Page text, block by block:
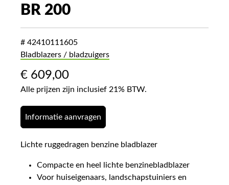
BR 200
# 42410111605
Bladblazers / bladzuigers
€ 609,00
Alle prijzen zijn inclusief 21% BTW.
Informatie aanvragen
Lichte ruggedragen benzine bladblazer
Compacte en heel lichte benzinebladblazer
Voor huiseigenaars, landschapstuiniers en